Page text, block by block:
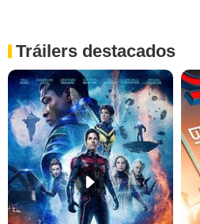
Tráilers destacados